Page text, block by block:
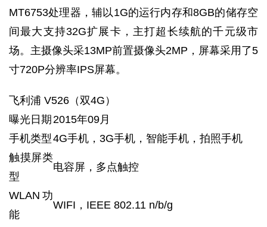
MT6753处理器，辅以1G的运行内存和8GB的储存空
间最大支持32G扩展卡，主打超长续航的千元级市
场。主摄像头采13MP前置摄像头2MP，屏幕采用了5
寸720P分辨率IPS屏幕。
飞利浦 V526（双4G）
曝光日期 2015年09月
手机类型 4G手机，3G手机，智能手机，拍照手机
触摸屏类
型
电容屏，多点触控
WLAN功
能
WIFI，IEEE 802.11 n/b/g